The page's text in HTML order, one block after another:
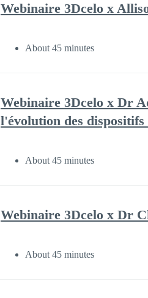
Webinaire 3Dcelo x
About 45 minutes
Webinaire 3Dcelo x Dr
l'évolution des
About 45 minutes
Webinaire 3Dcelo x Dr
About 45 minutes